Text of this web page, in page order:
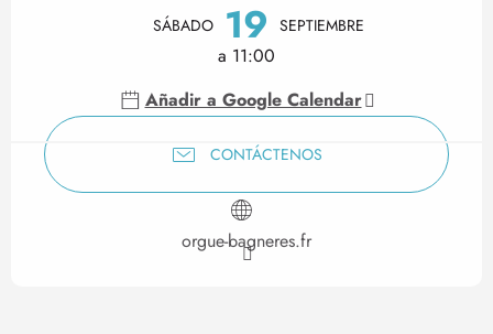
SÁBADO 19 SEPTIEMBRE
a 11:00
Añadir a Google Calendar
CONTÁCTENOS
orgue-bagneres.fr